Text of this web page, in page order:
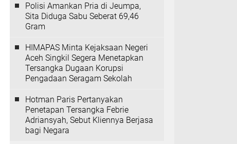
Polisi Amankan Pria di Jeumpa,
Sita Diduga Sabu Seberat 69,46
Gram
HIMAPAS Minta Kejaksaan Negeri
Aceh Singkil Segera Menetapkan
Tersangka Dugaan Korupsi
Pengadaan Seragam Sekolah
Hotman Paris Pertanyakan
Penetapan Tersangka Febrie
Adriansyah, Sebut Kliennya Berjasa
bagi Negara